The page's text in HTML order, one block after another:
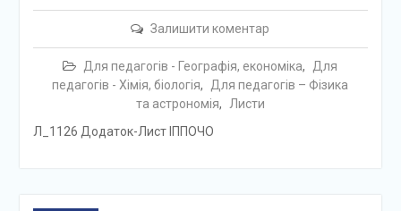
Залишити коментар
Для педагогів - Географія, економіка,
Для
педагогів - Хімія, біологія,
Для педагогів – Фізика
та астрономія,
Листи
Л_1126 Додаток-Лист ІППОЧО